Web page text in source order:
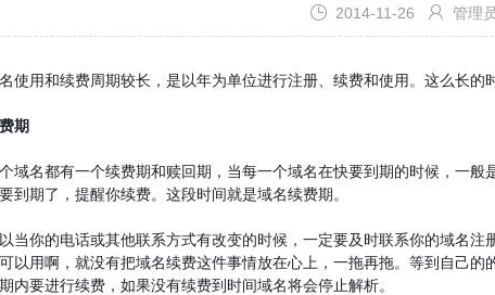
 2014-11-26  管理
用和续费周期较长，是以年为单位进行注册、续费和使用。这么长的
期
名都有一个续费期和赎回期，当每一个域名在快要到期的时候，一般
到期了，提醒你续费。这段时间就是域名续费期。
你的电话或其他联系方式有改变的时候，一定要及时联系你的域名注
以用啊，就没有把域名续费这件事情放在心上，一拖再拖。等到自己
内要进行续费，如果没有续费到时间域名将会停止解析。